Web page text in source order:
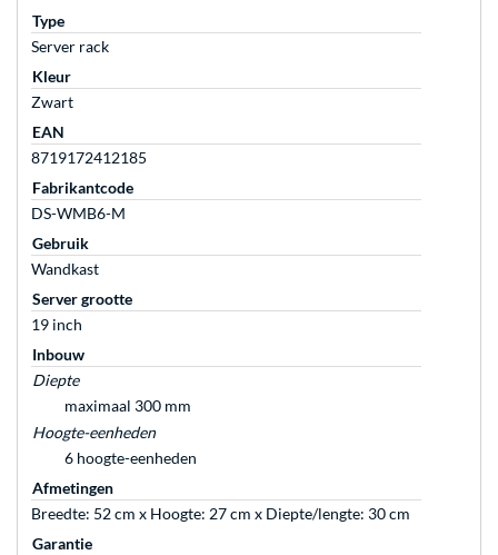
Type
Server rack
Kleur
Zwart
EAN
8719172412185
Fabrikantcode
DS-WMB6-M
Gebruik
Wandkast
Server grootte
19 inch
Inbouw
Diepte
maximaal 300 mm
Hoogte-eenheden
6 hoogte-eenheden
Afmetingen
Breedte: 52 cm x Hoogte: 27 cm x Diepte/lengte: 30 cm
Garantie